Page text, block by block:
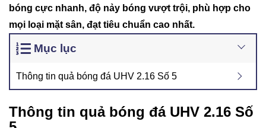
bóng cực nhanh, độ nảy bóng vượt trội, phù hợp cho
mọi loại mặt sân, đạt tiêu chuẩn cao nhất.
Mục lục
Thông tin quả bóng đá UHV 2.16 Số 5
Thông tin quả bóng đá UHV 2.16 Số